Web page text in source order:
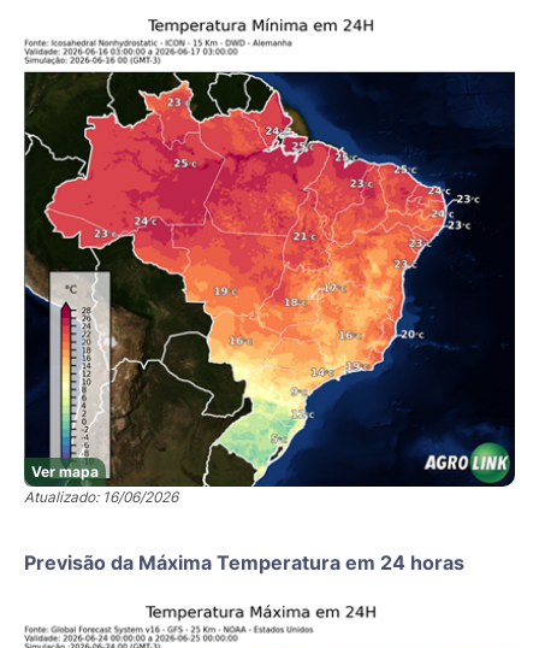
Ver mapa
Atualizado: 16/06/2026
Previsão da Máxima Temperatura em 24 horas